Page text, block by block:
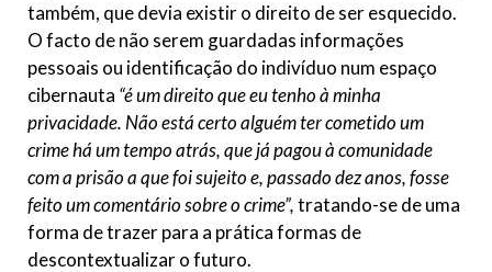
também, que devia existir o direito de ser esquecido.
O facto de não serem guardadas informações
pessoais ou identificação do indivíduo num espaço
cibernauta “é um direito que eu tenho à minha
privacidade. Não está certo alguém ter cometido um
crime há um tempo atrás, que já pagou à comunidade
com a prisão a que foi sujeito e, passado dez anos, fosse
feito um comentário sobre o crime”,tratando-se de uma
forma de trazer para a prática formas de
descontextualizar o futuro.